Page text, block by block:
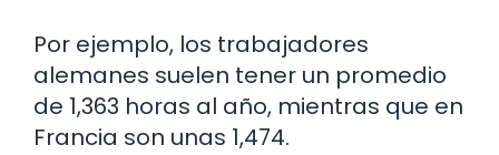
Por ejemplo, los trabajadores
alemanes suelen tener un promedio
de 1,363 horas al año, mientras que en
Francia son unas 1,474.